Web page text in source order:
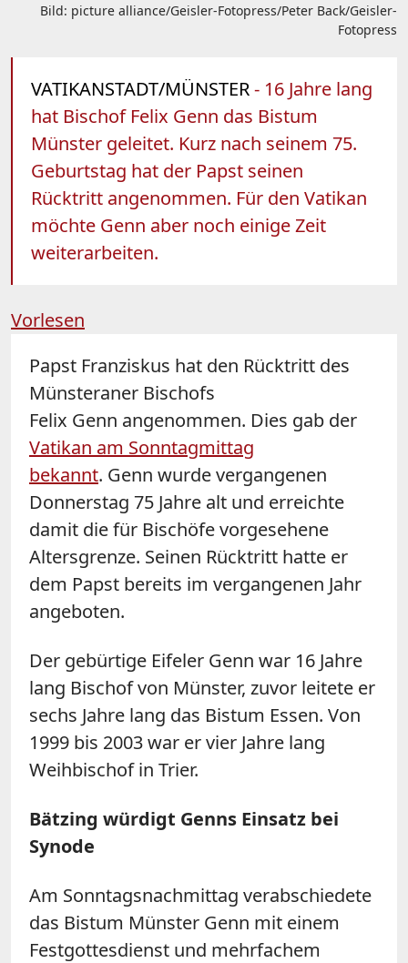
Bild: picture alliance/Geisler-Fotopress/Peter Back/Geisler-
Fotopress
VATIKANSTADT/MÜNSTER- 16 Jahre lang
hat Bischof Felix Genn das Bistum
Münster geleitet. Kurz nach seinem 75.
Geburtstag hat der Papst seinen
Rücktritt angenommen. Für den Vatikan
möchte Genn aber noch einige Zeit
weiterarbeiten.
Vorlesen
Papst Franziskus hat den Rücktritt des
Münsteraner Bischofs
Felix Genn angenommen. Dies gab der
Vatikan am Sonntagmittag
bekannt. Genn wurde vergangenen
Donnerstag 75 Jahre alt und erreichte
damit die für Bischöfe vorgesehene
Altersgrenze. Seinen Rücktritt hatte er
dem Papst bereits im vergangenen Jahr
angeboten.
Der gebürtige Eifeler Genn war 16 Jahre
lang Bischof von Münster, zuvor leitete er
sechs Jahre lang das Bistum Essen. Von
1999 bis 2003 war er vier Jahre lang
Weihbischof in Trier.
Bätzing würdigt Genns Einsatz bei
Synode
Am Sonntagsnachmittag verabschiedete
das Bistum Münster Genn mit einem
Festgottesdienst und mehrfachem